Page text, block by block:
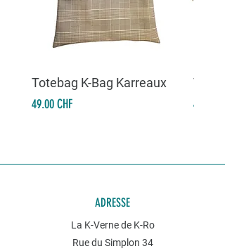
Totebag K-Bag Karreaux
Prix
49.00 CHF Prix
49.00
ADRESSE
La K-Verne de K-Ro
Rue du Simplon 34